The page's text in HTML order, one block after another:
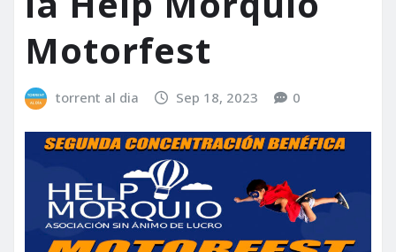
Motorfest
torrent al dia Sep 18, 2023 0